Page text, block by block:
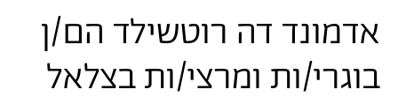
אדמונד דה רוטשילד הם/ן
בוגרי/ות ומרצי/ות בצלאל